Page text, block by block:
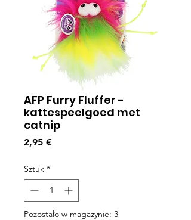
AFP Furry Fluffer -
kattespeelgoed met
catnip
2,95 €Cena
Sztuk *
Pozostało w magazynie: 3